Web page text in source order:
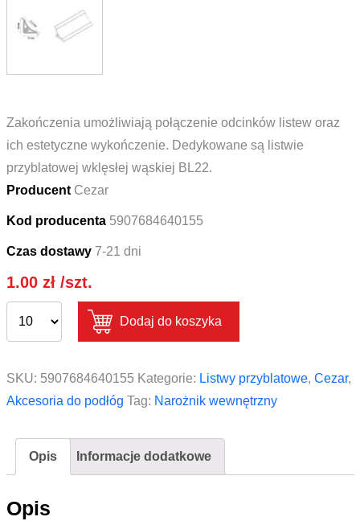
Zakończenia umożliwiają połączenie odcinków listew oraz
ich estetyczne wykończenie. Dedykowane są listwie
przyblatowej wklęsłej wąskiej BL22.
Producent Cezar
Kod producenta 5907684640155
Czas dostawy 7-21 dni
1.00 zł/szt.
Dodaj do koszyka
SKU: 5907684640155 Kategorie: Listwy przyblatowe, Cezar,
Akcesoria do podłóg Tag: Narożnik wewnętrzny
Opis Informacje dodatkowe
Opis